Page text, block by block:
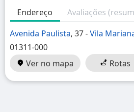
Endereço
Avaliações
Avenida Paulista, 37 -Vila
01311-000
Ver no mapa
Rotas